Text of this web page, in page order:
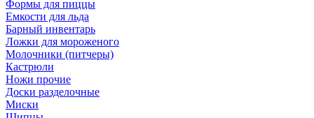
Формы для пиццы
Емкости для льда
Барный инвентарь
Ложки для мороженого
Молочники (питчеры)
Кастрюли
Ножи прочие
Доски разделочные
Миски